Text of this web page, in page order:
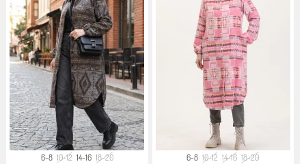
6-8 10-12 14-16 18-20 6-8 10-12 14-16 18-20